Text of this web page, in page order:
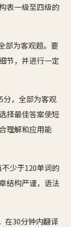
表一级至四级的
部为客观题。要
节，并进行一定
分，全部为客观
择最佳答案使短
理解和应用能
少于120单词的
结构严谨，语法
在30分钟内翻译